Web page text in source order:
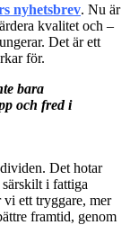
nyhetsbrev. Nu är
kvalitet och –
Det är ett
för.
bara
och fred i
Det hotar
i fattiga
vi ett tryggare, mer
framtid, genom